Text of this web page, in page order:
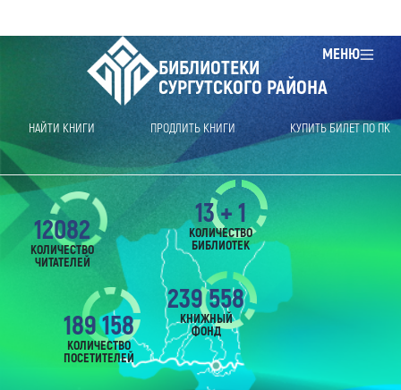
МЕНЮ
БИБЛИОТЕКИ
СУРГУТСКОГО РАЙОНА
НАЙТИ КНИГИ ПРОДЛИТЬ КНИГИ КУПИТЬ БИЛЕТ ПО ПК
12082
КОЛИЧЕСТВО
ЧИТАТЕЛЕЙ
189 158
КОЛИЧЕСТВО
ПОСЕТИТЕЛЕЙ
239 558
КНИЖНЫЙ
ФОНД
13 + 1
КОЛИЧЕСТВО
БИБЛИОТЕК